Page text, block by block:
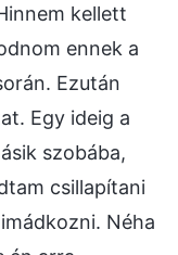
kellett
ennek a
Ezután
Egy ideig a
szobába,
csillapítani
Néha